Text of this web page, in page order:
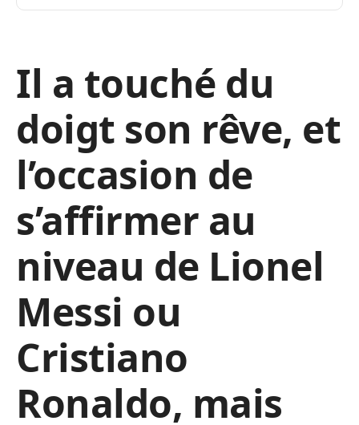
Il a touché du
doigt son rêve, et
l’occasion de
s’affirmer au
niveau de Lionel
Messi ou
Cristiano
Ronaldo, mais